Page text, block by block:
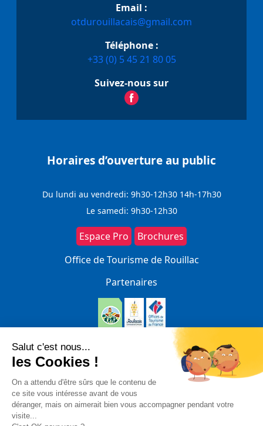
Email :
otdurouillacais@gmail.com
Téléphone :
+33 (0) 5 45 21 80 05
Suivez-nous sur
Horaires d’ouverture au public
Du lundi au vendredi: 9h30-12h30 14h-17h30
Le samedi: 9h30-12h30
Espace Pro
Brochures
Office de Tourisme de Rouillac
Partenaires
N’hésitez pas à nous contacter
pour toute question
CONTACTEZ-NOUS